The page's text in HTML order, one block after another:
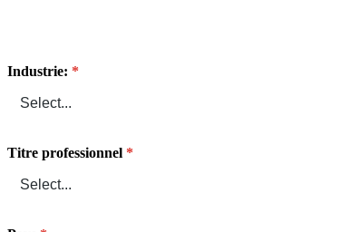
Industrie:
Titre professionnel